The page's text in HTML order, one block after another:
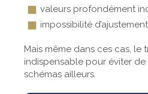
valeurs profondément
impossibilité
Mais même dans ces cas, le
indispensable pour éviter
schémas ailleurs.